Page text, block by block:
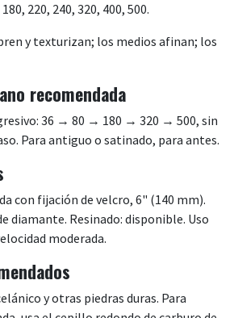
220, 240, 320, 400, 500.
y texturizan; los medios afinan; los
recomendada
36 → 80 → 180 → 320 → 500, sin
Para antiguo o satinado, para antes.
con fijación de velcro, 6" (140 mm).
diamante. Resinado: disponible. Uso
moderada.
y otras piedras duras. Para